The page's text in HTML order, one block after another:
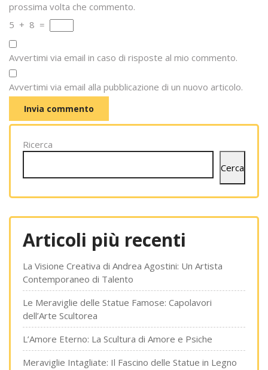
prossima volta che commento.
5 + 8 =
Avvertimi via email in caso di risposte al mio commento.
Avvertimi via email alla pubblicazione di un nuovo articolo.
Ricerca
Cerca
Articoli più recenti
La Visione Creativa di Andrea Agostini: Un Artista
Contemporaneo di Talento
Le Meraviglie delle Statue Famose: Capolavori
dell’Arte Scultorea
L’Amore Eterno: La Scultura di Amore e Psiche
Meraviglie Intagliate: Il Fascino delle Statue in Legno